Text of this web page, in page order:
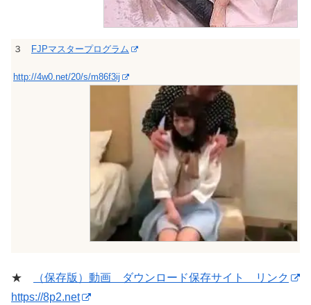
３ FJPマスタープログラム
http://4w0.net/20/s/m86f3ij
★
（保存版）動画 ダウンロード保存サイト リンク
https://8p2.net